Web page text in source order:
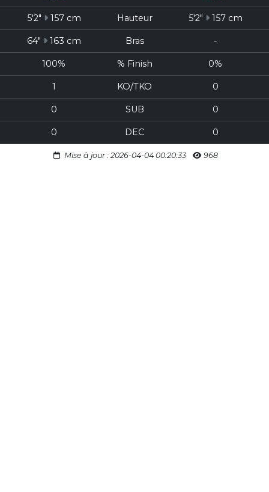
5'2" 157 cm Hauteur 5'2" 157 cm
64" 163 cm Bras -
100% % Finish 0%
1 KO/TKO 0
0 SUB 0
0 DEC 0
Mise à jour : 2026-04-04 00:20:33 968